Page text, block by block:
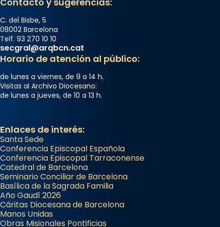
C. del Bisbe, 5
08002 Barcelona
Telf. 93 270 10 10
secgral@arqbcn.cat
Horario de atención al público:
de lunes a viernes, de 9 a 14 h.
Visitas al Archivo Diocesano:
de lunes a jueves, de 10 a 13 h.
Enlaces de interés:
Santa Sede
Conferencia Episcopal Española
Conferencia Episcopal Tarraconense
Catedral de Barcelona
Seminario Conciliar de Barcelona
Basílica de la Sagrada Familia
Año Gaudí 2026
Cáritas Diocesana de Barcelona
Manos Unidas
Obras Misionales Pontificias